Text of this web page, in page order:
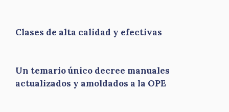
Clases de alta calidad y efectivas
Un temario único decree manuales
actualizados y amoldados a la OPE